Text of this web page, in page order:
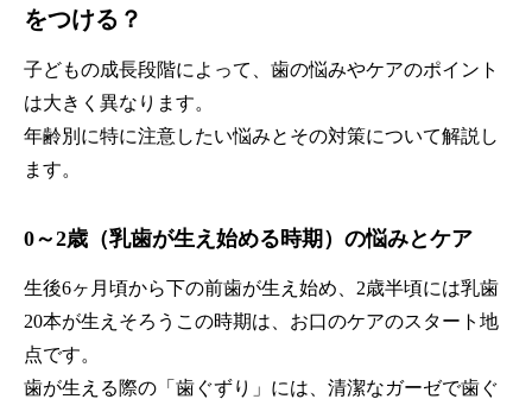
をつける？
子どもの成長段階によって、歯の悩みやケアのポイント
は大きく異なります。
年齢別に特に注意したい悩みとその対策について解説し
ます。
0～2歳（乳歯が生え始める時期）の悩みとケア
生後6ヶ月頃から下の前歯が生え始め、2歳半頃には乳歯
20本が生えそろうこの時期は、お口のケアのスタート地
点です。
歯が生える際の「歯ぐずり」には、清潔なガーゼで歯ぐ